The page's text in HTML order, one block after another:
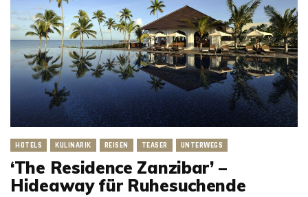
HOTELS KULINARIK REISEN TEASER UNTERWEGS
‘The Residence Zanzibar’ –
Hideaway für Ruhesuchende